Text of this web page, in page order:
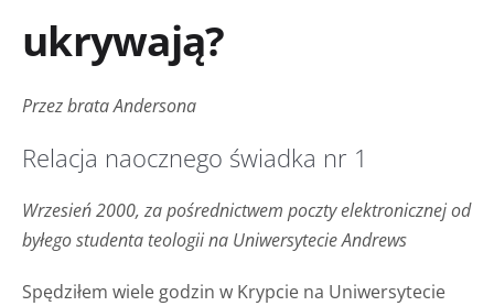
ukrywają?
Przez brata Andersona
Relacja naocznego świadka nr 1
Wrzesień 2000, za pośrednictwem poczty elektronicznej od
byłego studenta teologii na Uniwersytecie Andrews
Spędziłem wiele godzin w Krypcie na Uniwersytecie